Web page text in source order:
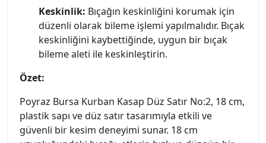
Keskinlik: Bıçağın keskinliğini korumak için
düzenli olarak bileme işlemi yapılmalıdır. Bıçak
keskinliğini kaybettiğinde, uygun bir bıçak
bileme aleti ile keskinleştirin.
Özet:
Poyraz Bursa Kurban Kasap Düz Satır No:2, 18 cm,
plastik sapı ve düz satır tasarımıyla etkili ve
güvenli bir kesim deneyimi sunar. 18 cm